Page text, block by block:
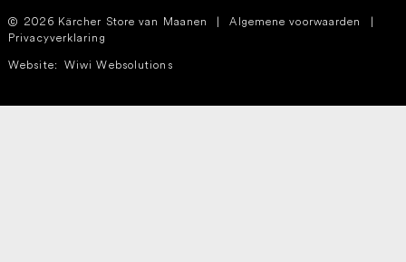
2026 Kärcher Store van Maanen | Algemene voorwaarden
|
Privacyverklaring
Website: Wiwi Websolutions